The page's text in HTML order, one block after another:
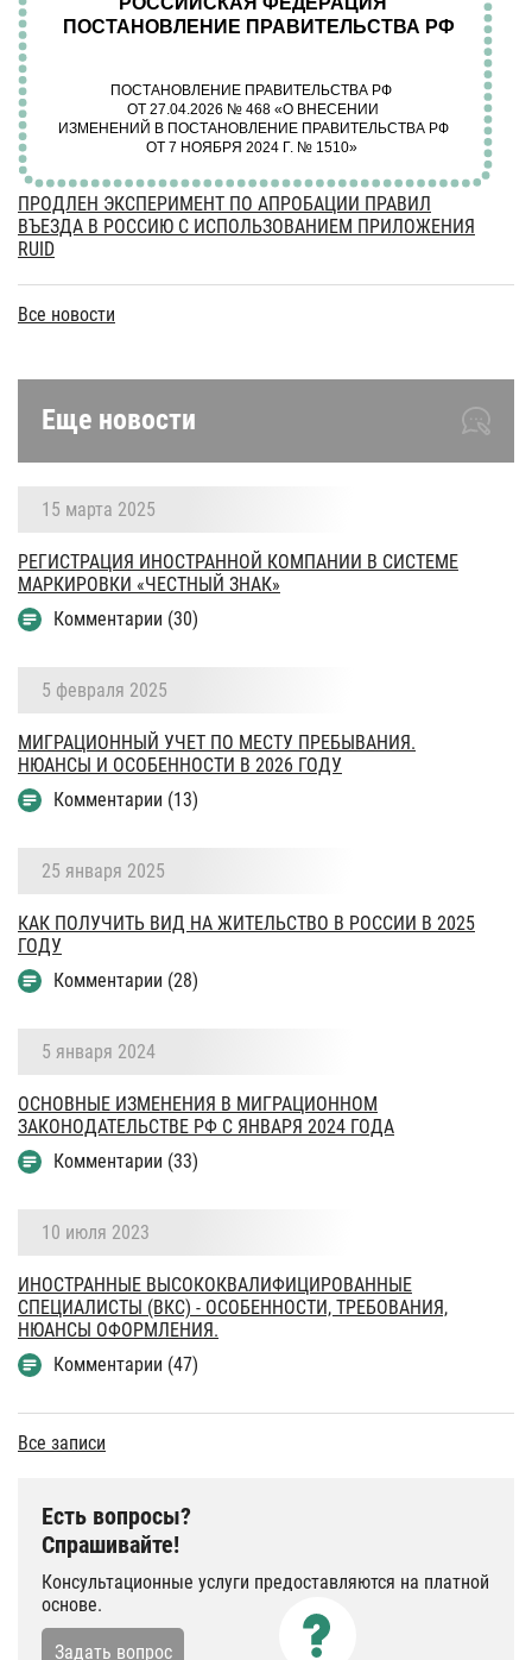
ПРОДЛЕН ЭКСПЕРИМЕНТ ПО АПРОБАЦИИ ПРАВИЛ
ВЪЕЗДА В РОССИЮ С ИСПОЛЬЗОВАНИЕМ ПРИЛОЖЕНИЯ
RUID
Все новости
Еще новости
15 марта 2025
РЕГИСТРАЦИЯ ИНОСТРАННОЙ КОМПАНИИ В СИСТЕМЕ
МАРКИРОВКИ «ЧЕСТНЫЙ ЗНАК»
Комментарии (30)
5 февраля 2025
МИГРАЦИОННЫЙ УЧЕТ ПО МЕСТУ ПРЕБЫВАНИЯ.
НЮАНСЫ И ОСОБЕННОСТИ В 2026 ГОДУ
Комментарии (13)
25 января 2025
КАК ПОЛУЧИТЬ ВИД НА ЖИТЕЛЬСТВО В РОССИИ В 2025
ГОДУ
Комментарии (28)
5 января 2024
ОСНОВНЫЕ ИЗМЕНЕНИЯ В МИГРАЦИОННОМ
ЗАКОНОДАТЕЛЬСТВЕ РФ С ЯНВАРЯ 2024 ГОДА
Комментарии (33)
10 июля 2023
ИНОСТРАННЫЕ ВЫСОКОКВАЛИФИЦИРОВАННЫЕ
СПЕЦИАЛИСТЫ (ВКС) - ОСОБЕННОСТИ, ТРЕБОВАНИЯ,
НЮАНСЫ ОФОРМЛЕНИЯ.
Комментарии (47)
Все записи
Есть вопросы?
Спрашивайте!
Консультационные услуги предоставляются на платной
основе.
Задать вопрос